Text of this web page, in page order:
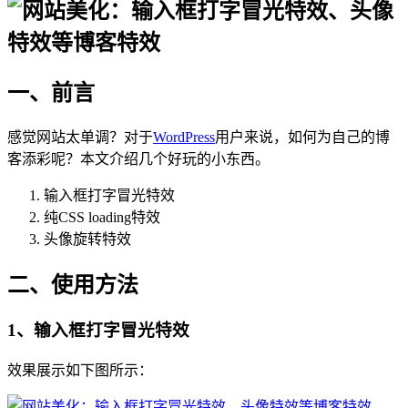
一、前言
感觉网站太单调？对于WordPress用户来说，如何为自己的博
客添彩呢？本文介绍几个好玩的小东西。
输入框打字冒光特效
纯CSS loading特效
头像旋转特效
二、使用方法
1、输入框打字冒光特效
效果展示如下图所示：